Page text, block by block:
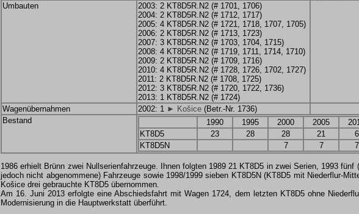
Umbauten
2003: 2 KT8D5R.N2 (# 1701, 1706)
2004: 2 KT8D5R.N2 (# 1712, 1717)
2005: 4 KT8D5R.N2 (# 1721, 1718, 1707, 1705)
2006: 2 KT8D5R.N2 (# 1713, 1723)
2007: 3 KT8D5R.N2 (# 1703, 1704, 1715)
2008: 4 KT8D5R.N2 (# 1719, 1711, 1714, 1710)
2009: 2 KT8D5R.N2 (# 1709, 1716)
2010: 4 KT8D5R.N2 (# 1728, 1726, 1702, 1727)
2011: 2 KT8D5R.N2 (# 1708, 1725)
2012: 3 KT8D5R.N2 (# 1720, 1722, 1736)
2013: 1 KT8D5R.N2 (# 1724)
Wagenübernahmen
2002: 1 ► Košice (Betr.-Nr. 1736)
Bestand
1990 1995 2000 2005
KT8D5
23 28 28 21 6
KT8D5N
7 7 7
1986 erhielt Brünn zwei Nullserienfahrzeuge. Ihnen folgten 1989 21 KT8D5 in zwei Serien, 1993 fünf
jedoch nicht abgenommene) Fahrzeuge sowie 1998/1999 sieben KT8D5N (KT8D5 mit Niederflur-
Košice drei gebrauchte KT8D5 übernommen.
Am 16. Juni 2013 erfolgte eine Abschiedsfahrt mit Wagen 1724, dem letzten KT8D5 ohne
Modernisierung in die Hauptwerkstatt überführt.